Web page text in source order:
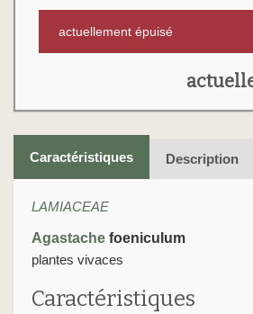
actuellement épuisé
Caractéristiques Description
LAMIACEAE
Agastache foeniculum
plantes vivaces
Caractéristiques